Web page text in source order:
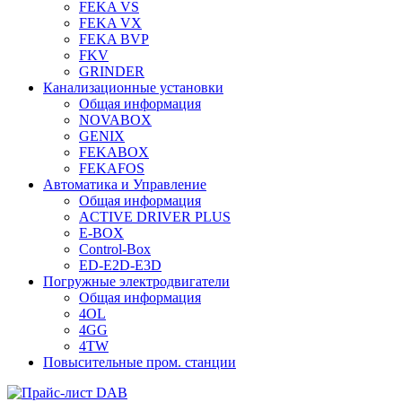
FEKA VS
FEKA VX
FEKA BVP
FKV
GRINDER
Канализационные установки
Общая информация
NOVABOX
GENIX
FEKABOX
FEKAFOS
Автоматика и Управление
Общая информация
ACTIVE DRIVER PLUS
E-BOX
Control-Box
ED-E2D-E3D
Погружные электродвигатели
Общая информация
4OL
4GG
4TW
Повысительные пром. станции